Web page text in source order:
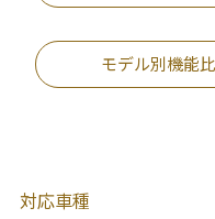
モデル別機能
対応車種